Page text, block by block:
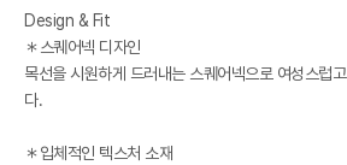
Design & Fit
＊스퀘어넥 디자인
목선을 시원하게 드러내는 스퀘어넥으로 여성스럽
다.
＊입체적인 텍스처 소재